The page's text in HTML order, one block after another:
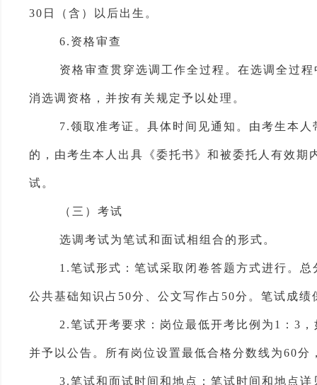
30日（含）以后出生。
6.资格审查
资格审查贯穿选调工作全过程。 在选调全过
消选调资格，并按有关规定予以处理。
7.领取准考证。具体时间见通知。由考生本
的，由考生本人出具《委托书》和被委托人有效
试。
（三）考试
选调考试为笔试和面试相组合的形式 。
1.笔试形式：笔试采取闭卷答题方式进行 。总
公共基础知识占 50分 、公文写作占 50分 。笔试成绩
2.笔试开考要求： 岗位最低开考比例为1： 3
并予以公告。 所有岗位设置最低合格分数线为60分
3.笔试和面试时间 和地点： 笔试时间和地点详